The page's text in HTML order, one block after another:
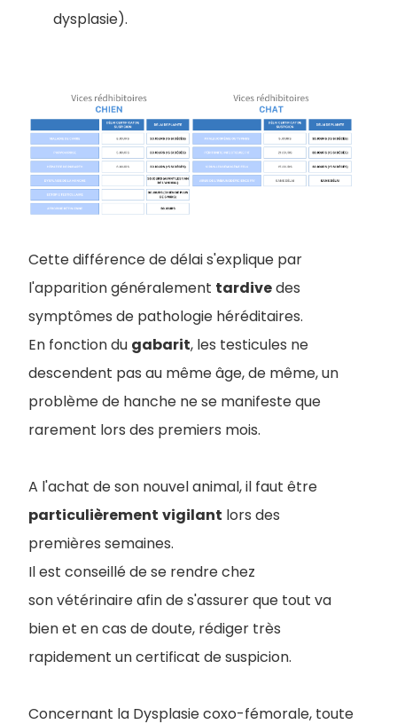
dysplasie).
Cette différence de délai s'explique par
l'apparition généralement tardivedes
symptômes de pathologie héréditaires.
En fonction du gabarit, les testicules ne
descendent pas au même âge, de même, un
problème de hanche ne se manifeste que
rarement lors des premiers mois.
A l'achat de son nouvel animal, il faut être
particulièrement vigilant lors des
premières semaines.
Il est conseillé de se rendre chez
son vétérinaire afin de s'assurer que tout va
bien et en cas de doute, rédiger très
rapidement un certificat de suspicion.
Concernant la Dysplasie coxo-fémorale, toute